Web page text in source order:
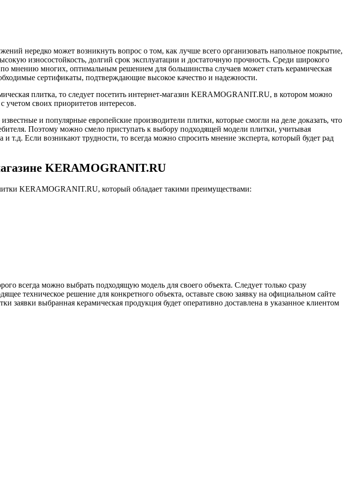
нередко может возникнуть вопрос о том, как лучше всего организовать напольное покрытие,
износостойкость, долгий срок эксплуатации и достаточную прочность. Среди широкого
мнению многих, оптимальным решением для большинства случаев может стать керамическая
сертификаты, подтверждающие высокое качество и надежности.
плитка, то следует посетить интернет-магазин KERAMOGRANIT.RU, в котором можно
учетом своих приоритетов интересов.
и популярные европейские производители плитки, которые смогли на деле доказать, что
Поэтому можно смело приступать к выбору подходящей модели плитки, учитывая
т.д. Если возникают трудности, то всегда можно спросить мнение эксперта, который будет рад
KERAMOGRANIT.RU
KERAMOGRANIT.RU, который обладает такими преимуществами:
всегда можно выбрать подходящую модель для своего объекта. Следует только сразу
техническое решение для конкретного объекта, оставьте свою заявку на официальном сайте
выбранная керамическая продукция будет оперативно доставлена в указанное клиентом